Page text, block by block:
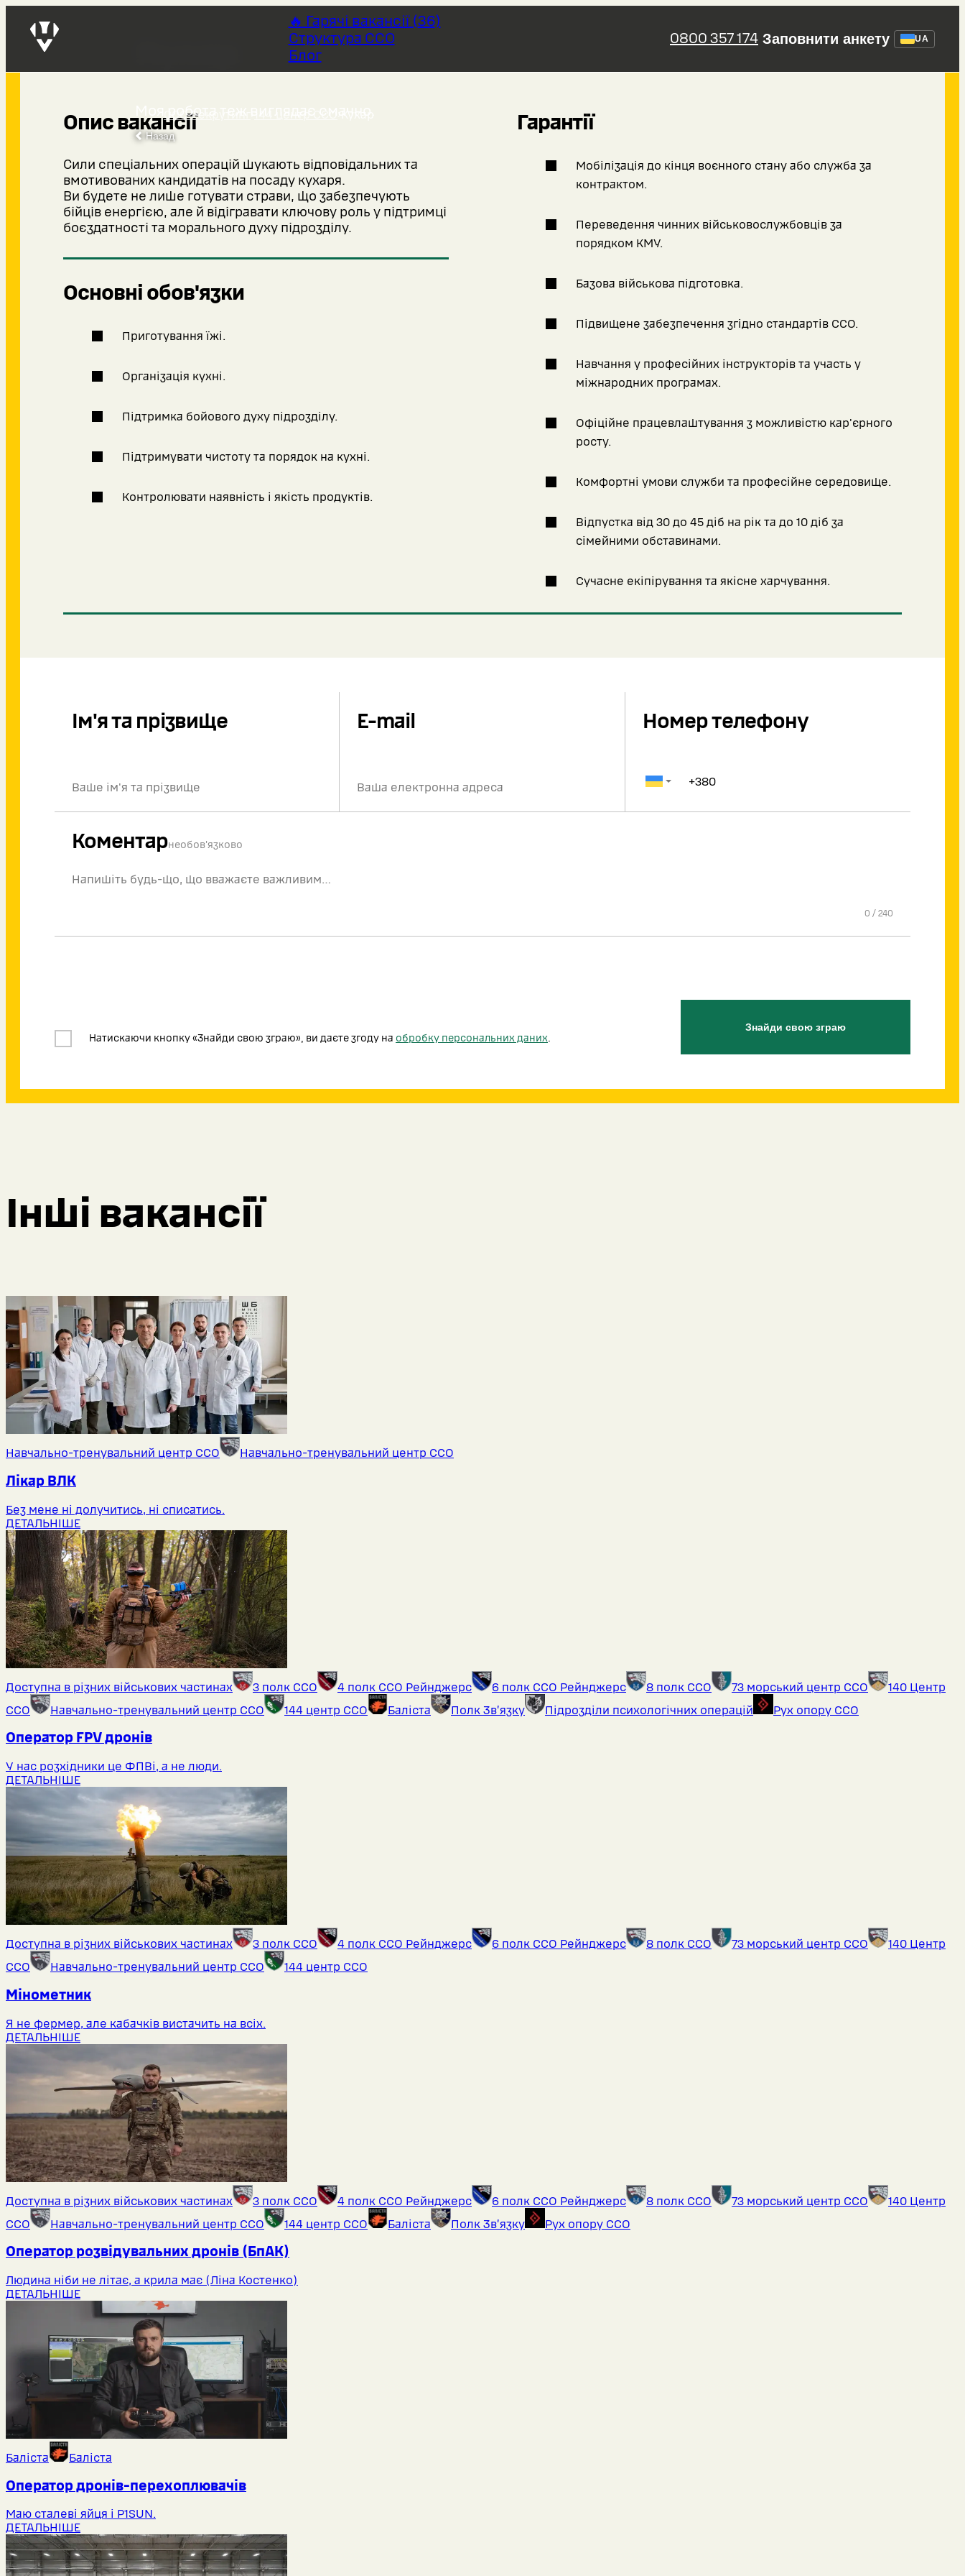
🔥 Гарячі вакансії(36)
Структура ССО
Блог
0800 357 174 Заповнити анкету UA
ССО Рекрутинг
Назад
Моя робота теж виглядає смачно.
Опис вакансії
Сили спеціальних операцій шукають відповідальних та
вмотивованих кандидатів на посаду кухаря.
Ви будете не лише готувати страви, що забезпечують
бійців енергією, але й відігравати ключову роль у підтримці
боєздатності та морального духу підрозділу.
Основні обов'язки
Приготування їжі.
Організація кухні.
Підтримка бойового духу підрозділу.
Підтримувати чистоту та порядок на кухні.
Контролювати наявність і якість продуктів.
Гарантії
Мобілізація до кінця воєнного стану або служба за
контрактом.
Переведення чинних військовослужбовців за
порядком КМУ.
Базова військова підготовка.
Підвищене забезпечення згідно стандартів ССО.
Навчання у професійних інструкторів та участь у
міжнародних програмах.
Офіційне працевлаштування з можливістю кар'єрного
росту.
Комфортні умови служби та професійне середовище.
Відпустка від 30 до 45 діб на рік та до 10 діб за
сімейними обставинами.
Сучасне екіпірування та якісне харчування.
Ім'я та прізвище E-mail Номер телефону
Коментарнеобов'язково
0 / 240
Натискаючи кнопку «Знайди свою зграю», ви даєте згоду на обробку персональних даних.
Знайди свою зграю
Інші вакансії
Навчально-тренувальний центр ССО Навчально-тренувальний центр ССО
Лікар ВЛК
Без мене ні долучитись, ні списатись.
ДЕТАЛЬНІШЕ
Доступна в різних військових частинах 3 полк ССО 4 полк ССО Рейнджерс 6 полк ССО Рейнджерс 8 полк ССО 73 морський центр ССО
140 Центр
ССО
Навчально-тренувальний центр ССО 144 центр ССО Баліста Полк Звʼязку Підрозділи психологічних операцій Рух опору ССО
Оператор FPV дронів
У нас розхідники це ФПВі, а не люди.
ДЕТАЛЬНІШЕ
Доступна в різних військових частинах 3 полк ССО 4 полк ССО Рейнджерс 6 полк ССО Рейнджерс 8 полк ССО 73 морський центр ССО
140 Центр
ССО
Навчально-тренувальний центр ССО 144 центр ССО
Мінометник
Я не фермер, але кабачків вистачить на всіх.
ДЕТАЛЬНІШЕ
Доступна в різних військових частинах 3 полк ССО 4 полк ССО Рейнджерс 6 полк ССО Рейнджерс 8 полк ССО 73 морський центр ССО
140 Центр
ССО
Навчально-тренувальний центр ССО 144 центр ССО Баліста Полк Звʼязку Рух опору ССО
Оператор розвідувальних дронів (БпАК)
Людина ніби не літає, а крила має (Ліна Костенко)
ДЕТАЛЬНІШЕ
Баліста Баліста
Оператор дронів-перехоплювачів
Маю сталеві яйця і P1SUN.
ДЕТАЛЬНІШЕ